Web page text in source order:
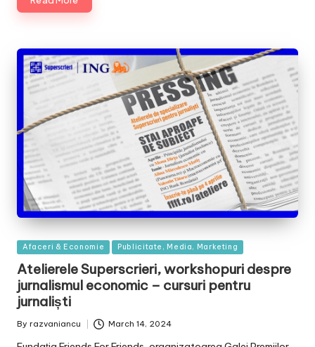
Posted
in
Afaceri & Economie Publicitate, Media, Marketing
Atelierele Superscrieri, workshopuri despre
jurnalismul economic – cursuri pentru
jurnaliști
Posted
By razvaniancu March 14, 2024